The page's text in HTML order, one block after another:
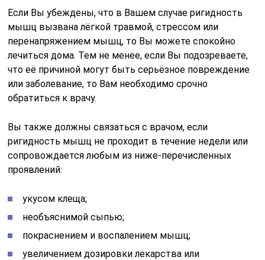
Если Вы убеждены, что в Вашем случае ригидность
мышц вызвана лёгкой травмой, стрессом или
перенапряжением мышц, то Вы можете спокойно
лечиться дома. Тем не менее, если Вы подозреваете,
что её причиной могут быть серьёзное повреждение
или заболевание, то Вам необходимо срочно
обратиться к врачу.
Вы также должны связаться с врачом, если
ригидность мышц не проходит в течение недели или
сопровождается любым из ниже-перечисленных
проявлений:
укусом клеща;
необъяснимой сыпью;
покраснением и воспалением мышц;
увеличением дозировки лекарства или